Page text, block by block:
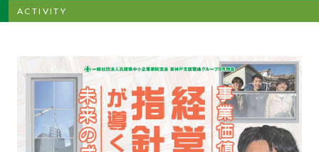
ACTIVITY